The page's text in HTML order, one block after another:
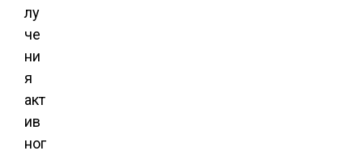
лу
че
ни
я
акт
ив
ног